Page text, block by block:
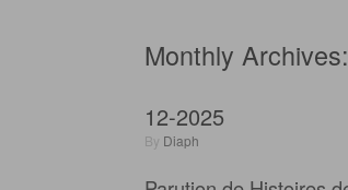
Monthly Archives:
12-2025
by Diaph